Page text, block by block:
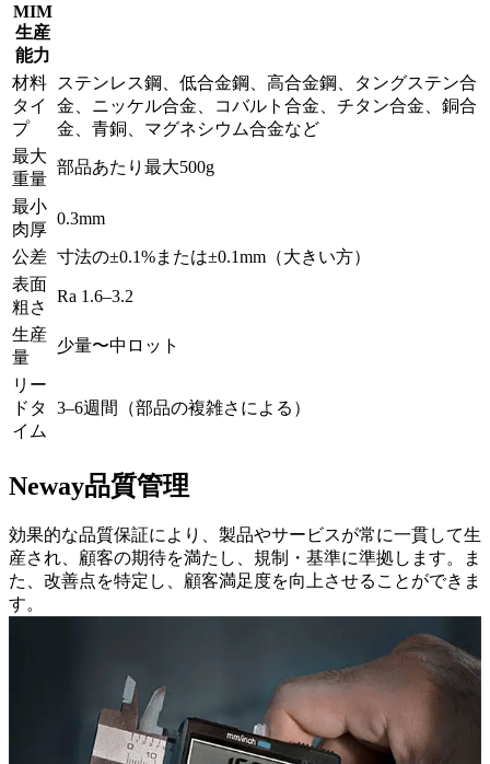
MIM
生産
能力
材料
タイ
プ
ステンレス鋼、低合金鋼、高合金鋼、タングステン合
金、ニッケル合金、コバルト合金、チタン合金、銅合
金、青銅、マグネシウム合金など
最大
重量
部品あたり最大500g
最小
肉厚
0.3mm
公差 寸法の±0.1%または±0.1mm（大きい方）
表面
粗さ
Ra 1.6–3.2
生産
量
少量〜中ロット
リー
ドタ
イム
3–6週間（部品の複雑さによる）
Neway品質管理
効果的な品質保証により、製品やサービスが常に一貫して生
産され、顧客の期待を満たし、規制・基準に準拠します。ま
た、改善点を特定し、顧客満足度を向上させることができま
す。